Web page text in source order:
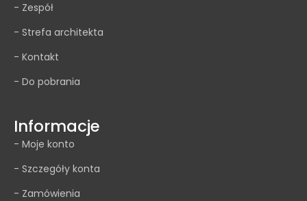
- Zespół
- Strefa architekta
- Kontakt
- Do pobrania
Informacje
- Moje konto
- Szczegóły konta
- Zamówienia